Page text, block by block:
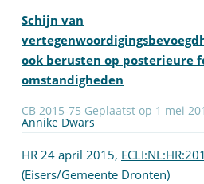
Schijn van
ook berusten op posterieure
omstandigheden
Annike Dwars
HR 24 april 2015,
(Eisers/Gemeente Dronten)